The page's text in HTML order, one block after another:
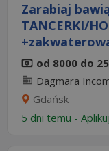
Zarabiaj
TANCERKI/
od 8000 do
Dagmara
Gdańsk
5 dni temu -